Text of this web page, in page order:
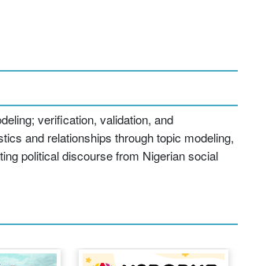
verification, validation, and
and relationships through topic modeling,
political discourse from Nigerian social